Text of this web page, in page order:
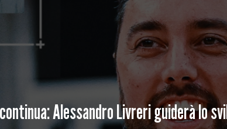
Alessandro Livreri guiderà lo